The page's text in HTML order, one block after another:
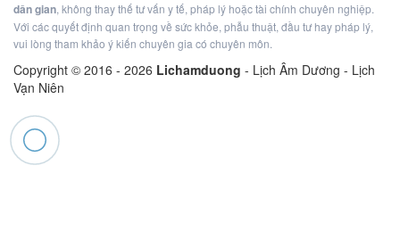
dân gian, không thay thế tư vấn y tế, pháp lý hoặc tài chính chuyên nghiệp.
Với các quyết định quan trọng về sức khỏe, phẫu thuật, đầu tư hay pháp lý,
vui lòng tham khảo ý kiến chuyên gia có chuyên môn.
Copyright © 2016 - 2026 Lichamduong - Lịch Âm Dương - Lịch
Vạn Niên